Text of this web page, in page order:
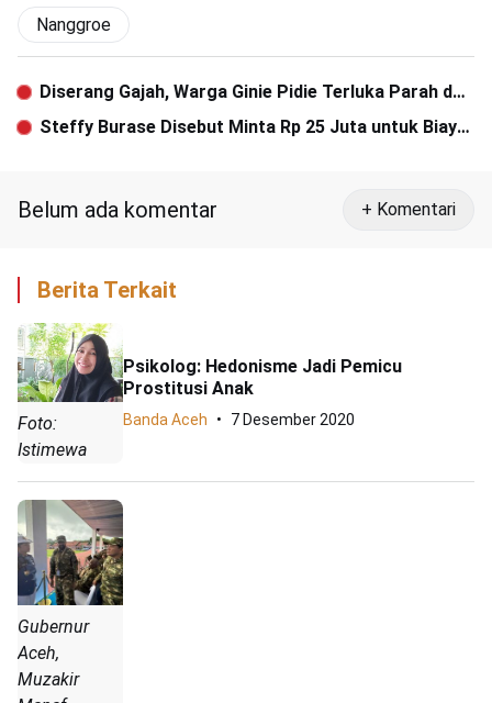
Nanggroe
Diserang Gajah, Warga Ginie Pidie Terluka Parah dan
Dilarikan ke Rumah Sakit
Steffy Burase Disebut Minta Rp 25 Juta untuk Biaya
Belum ada komentar + Komentari
Berita Terkait
Foto:
Istimewa
Psikolog: Hedonisme Jadi Pemicu
Prostitusi Anak
Banda Aceh 7 Desember 2020
Gubernur
Aceh,
Muzakir